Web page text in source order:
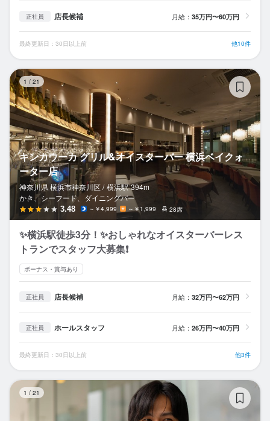
正社員 店長候補 月給： 35万円〜60万円
最終更新日：30日以上前 他10件
1 / 21
キンカウーカ グリル&オイスターバー 横浜ベイクォ
ーター店
神奈川県 横浜市神奈川区 / 横浜駅 394m
かき、シーフード、ダイニングバー
3.48 ～￥4,999 ～￥1,999 28席
✨横浜駅徒歩3分！✨おしゃれなオイスターバーレス
トランでスタッフ大募集❗
ボーナス・賞与あり
正社員 店長候補 月給： 32万円〜62万円
正社員 ホールスタッフ 月給： 26万円〜40万円
最終更新日：30日以上前 他3件
1 / 21